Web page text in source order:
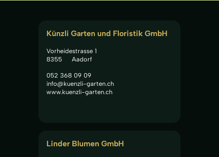
Künzli Garten und Floristik GmbH
Vorheidestrasse 1
8355
Aadorf
052 368 09 09
info@kuenzli-garten.ch
www.kuenzli-garten.ch
Linder Blumen GmbH